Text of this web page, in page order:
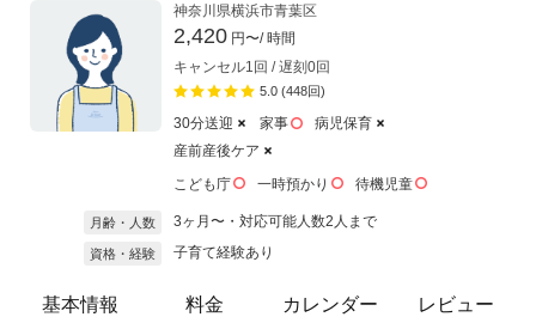
神奈川県横浜市青葉区
2,420 円〜/ 時間
キャンセル1回 / 遅刻0回
5.0 (448回)
30分送迎 家事
病児保育
産前産後ケア
こども庁
一時預かり 待機児童
月齢・人数 3ヶ月〜・対応可能人数2人まで
資格・経験 子育て経験あり
基本情報 料金 カレンダー レビュー